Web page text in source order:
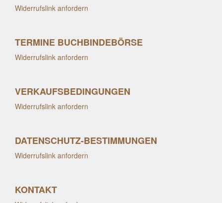
Widerrufslink anfordern
TERMINE BUCHBINDEBÖRSE
Widerrufslink anfordern
VERKAUFSBEDINGUNGEN
Widerrufslink anfordern
DATENSCHUTZ-BESTIMMUNGEN
Widerrufslink anfordern
KONTAKT